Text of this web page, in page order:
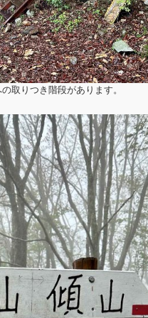
取りつき階段があります。